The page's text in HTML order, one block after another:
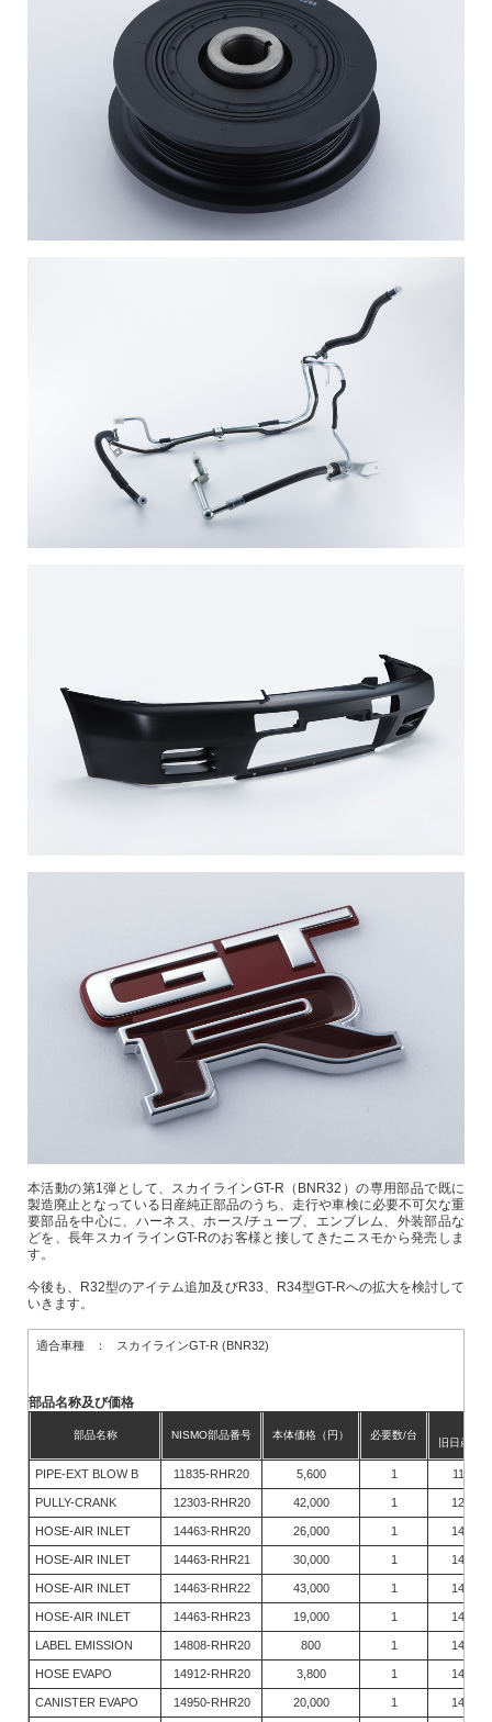
本活動の第1弾として、スカイラインGT-R（BNR32）の専用部品で既に
製造廃止となっている日産純正部品のうち、走行や車検に必要不可欠な重
要部品を中心に、ハーネス、ホース/チューブ、エンブレム、外装部品な
どを、長年スカイラインGT-Rのお客様と接してきたニスモから発売しま
す。
今後も、R32型のアイテム追加及びR33、R34型GT-Rへの拡大を検討して
いきます。
適合車種 ： スカイラインGT-R (BNR32)
部品名称及び価格
部品名称 NISMO部品番号 本体価格（円） 必要数/台
旧日産純
PIPE-EXT BLOW B 11835-RHR20 5,600 1 11835-
PULLY-CRANK 12303-RHR20 42,000 1 12303-
HOSE-AIR INLET 14463-RHR20 26,000 1 14463-
HOSE-AIR INLET 14463-RHR21 30,000 1 14463-
HOSE-AIR INLET 14463-RHR22 43,000 1 14463-
HOSE-AIR INLET 14463-RHR23 19,000 1 14463-
LABEL EMISSION 14808-RHR20 800 1 14808-
HOSE EVAPO 14912-RHR20 3,800 1 14912-
CANISTER EVAPO 14950-RHR20 20,000 1 14950-